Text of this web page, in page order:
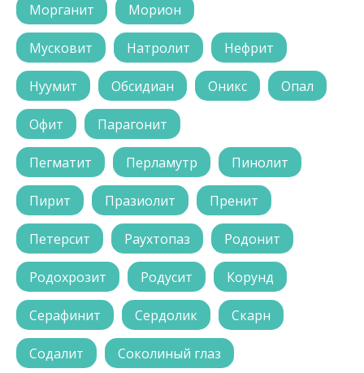
Морганит Морион
Мусковит Натролит Нефрит
Нуумит Обсидиан Оникс Опал
Офит Парагонит
Пегматит Перламутр Пинолит
Пирит Празиолит Пренит
Петерсит Раухтопаз Родонит
Родохрозит Родусит Корунд
Серафинит Сердолик Скарн
Содалит Соколиный глаз